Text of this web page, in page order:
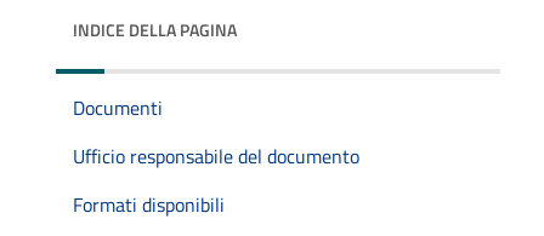
INDICE DELLA PAGINA
Documenti
Ufficio responsabile del documento
Formati disponibili